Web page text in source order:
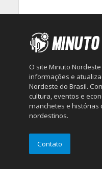
O site Minuto
informações e
Nordeste do Brasil.
cultura, eventos e
manchetes e histórias
nordestinos.
Contato